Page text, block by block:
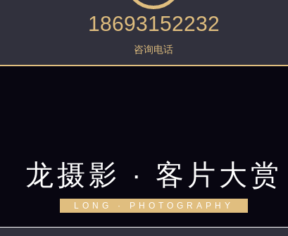
18693152232
咨询电话
龙摄影 · 客片大赏
LONG · PHOTOGRAPHY